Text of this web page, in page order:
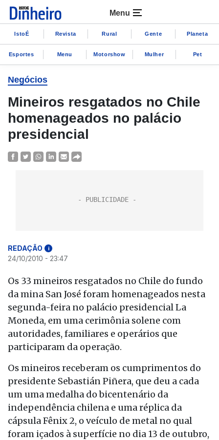
Menu
IstoÉ Revista Rural Gente Planeta
Esportes Menu Motorshow Mulher Pet
Negócios
Mineiros resgatados no Chile
homenageados no palácio
presidencial
REDAÇÃO i
24/10/2010 - 23:47
Os 33 mineiros resgatados no Chile do fundo
da mina San José foram homenageados nesta
segunda-feira no palácio presidencial La
Moneda, em uma cerimônia solene com
autoridades, familiares e operários que
participaram da operação.
Os mineiros receberam os cumprimentos do
presidente Sebastián Piñera, que deu a cada
um uma medalha do bicentenário da
independência chilena e uma réplica da
cápsula Fênix 2, o veículo de metal no qual
foram içados à superfície no dia 13 de outubro,